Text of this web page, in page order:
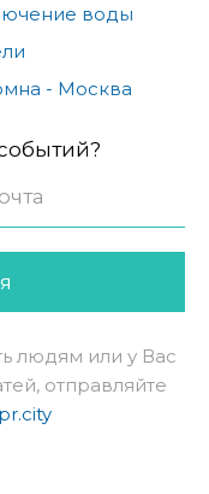
воды
- Москва
людям или у Вас
отправляйте